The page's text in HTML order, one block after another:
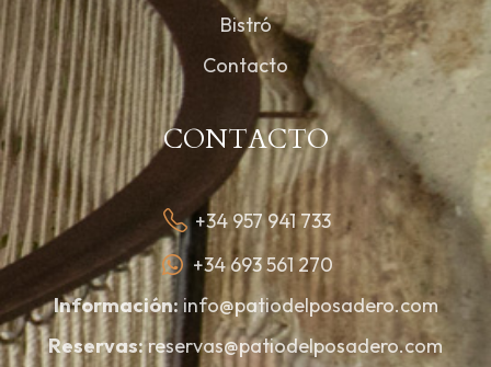
Bistró
Contacto
CONTACTO
+34 957 941 733
+34 693 561 270
Información:info@patiodelposadero.com
Reservas:reservas@patiodelposadero.com